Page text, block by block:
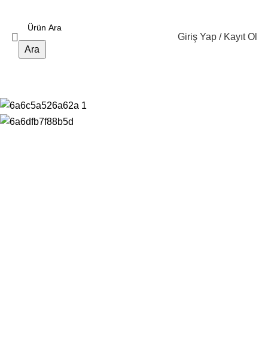
Ara
Giriş Yap / Kayıt Ol